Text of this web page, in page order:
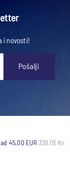
i novosti!
Pošalji
45,00 EUR 339,05 Kn